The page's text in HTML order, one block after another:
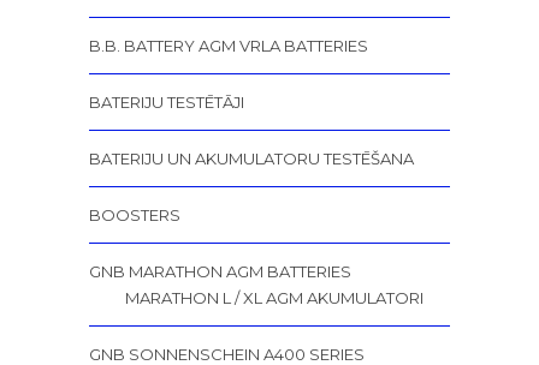
B.B. BATTERY AGM VRLA BATTERIES
BATERIJU TESTĒTĀJI
BATERIJU UN AKUMULATORU TESTĒŠANA
BOOSTERS
GNB MARATHON AGM BATTERIES
MARATHON L / XL AGM AKUMULATORI
GNB SONNENSCHEIN A400 SERIES